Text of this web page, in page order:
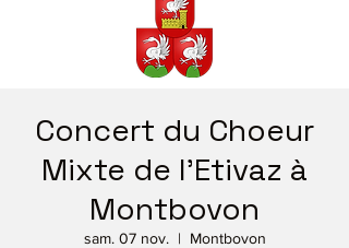
Concert du Choeur
Mixte de l'Etivaz à
Montbovon
sam. 07 nov.
  |
Montbovon